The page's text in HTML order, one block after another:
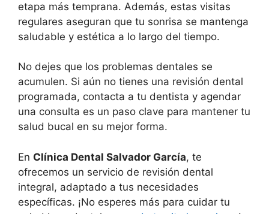
etapa más temprana. Además, estas visitas
regulares aseguran que tu sonrisa se mantenga
saludable y estética a lo largo del tiempo.
No dejes que los problemas dentales se
acumulen. Si aún no tienes una revisión dental
programada, contacta a tu dentista y agendar
una consulta es un paso clave para mantener tu
salud bucal en su mejor forma.
En Clínica Dental Salvador García, te
ofrecemos un servicio de revisión dental
integral, adaptado a tus necesidades
específicas. ¡No esperes más para cuidar tu